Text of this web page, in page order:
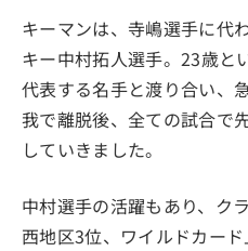
キーマンは、寺嶋選手に代
キー中村拓人選手。23歳と
代表する名手と渡り合い、
我で離脱後、全ての試合で
していきました。
中村選手の活躍もあり、ク
西地区3位、ワイルドカー